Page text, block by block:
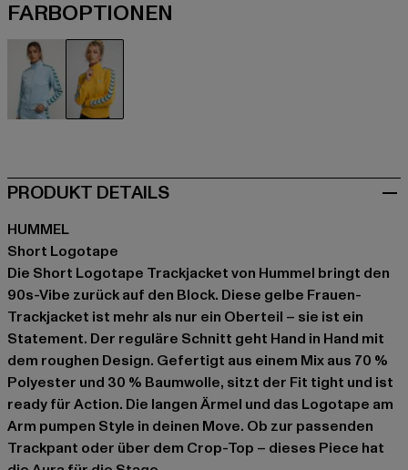
FARBOPTIONEN
PRODUKT DETAILS
HUMMEL
Short Logotape
Die Short Logotape Trackjacket von Hummel bringt den
90s-Vibe zurück auf den Block. Diese gelbe Frauen-
Trackjacket ist mehr als nur ein Oberteil – sie ist ein
Statement. Der reguläre Schnitt geht Hand in Hand mit
dem roughen Design. Gefertigt aus einem Mix aus 70 %
Polyester und 30 % Baumwolle, sitzt der Fit tight und ist
ready für Action. Die langen Ärmel und das Logotape am
Arm pumpen Style in deinen Move. Ob zur passenden
Trackpant oder über dem Crop-Top – dieses Piece hat